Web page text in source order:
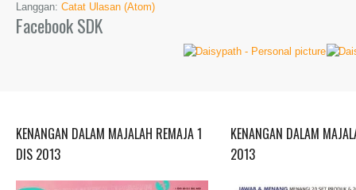
Langgan: Catat Ulasan (Atom)
Facebook SDK
KENANGAN DALAM MAJALAH REMAJA 1
DIS 2013
KENANGAN DALAM
2013